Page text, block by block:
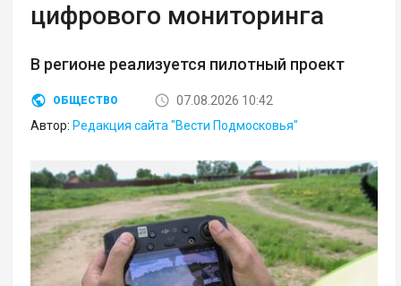
цифрового мониторинга
В регионе реализуется пилотный проект
ОБЩЕСТВО
07.08.2026 10:42
Автор: Редакция сайта "Вести Подмосковья"